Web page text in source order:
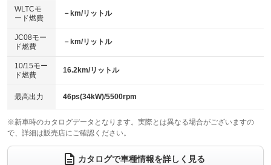
センターデフロック
：装備なし
電動格納ミラー
：装備なし
エアロ
：装備なし
：装備なし
パワーシート
ベンチシート
：装備なし
チップアップシート
：装備なし
：装備なし ：装備なし
ウォークスルー
：装備なし
電動リアゲート フロントカメラ
：装備なし
WLTCモ
ード燃費
－km/リットル
JC08モー
ド燃費
－km/リットル
10/15モー
ド燃費
16.2km/リットル
最高出力 46ps(34kW)/5500rpm
※新車時のカタログデータとなります。実際とは異なる場合がございますの
で、詳細は販売店にご確認ください。
カタログで車種情報を詳しく見る